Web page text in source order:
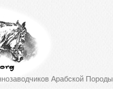
Арабской Породы